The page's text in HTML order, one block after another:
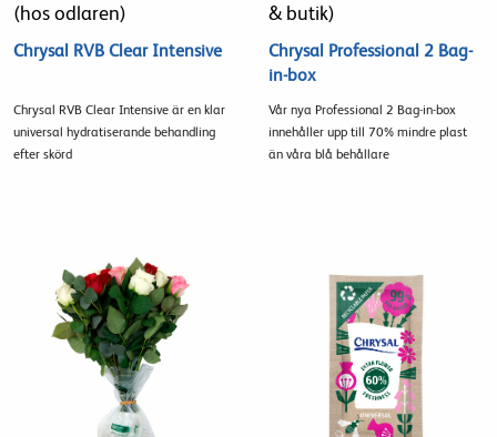
(hos odlaren)
Chrysal RVB Clear Intensive
Chrysal RVB Clear Intensive är en klar
universal hydratiserande behandling
efter skörd
& butik)
Chrysal Professional 2 Bag-
in-box
Vår nya Professional 2 Bag-in-box
innehåller upp till 70% mindre plast
än våra blå behållare